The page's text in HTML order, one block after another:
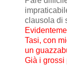
clausola di
Tasi, con
un
Già i grossi